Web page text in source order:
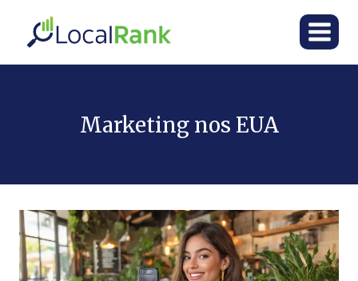
content
Marketing nos EUA